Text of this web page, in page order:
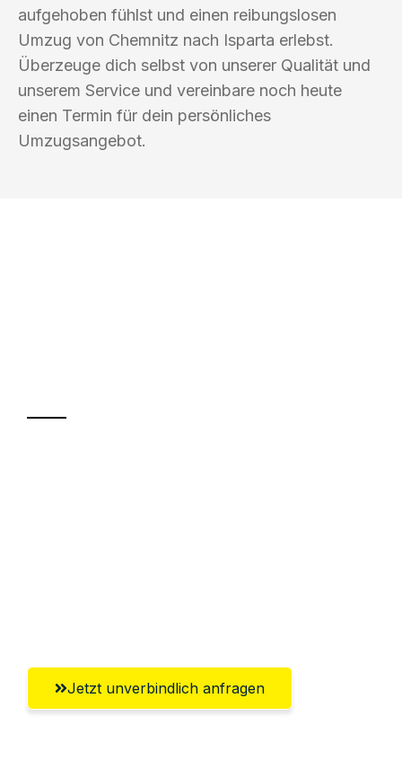
aufgehoben fühlst und einen reibungslosen
Umzug von Chemnitz nach Isparta erlebst.
Überzeuge dich selbst von unserer Qualität und
unserem Service und vereinbare noch heute
einen Termin für dein persönliches
Umzugsangebot.
Jetzt unverbindlich anfragen